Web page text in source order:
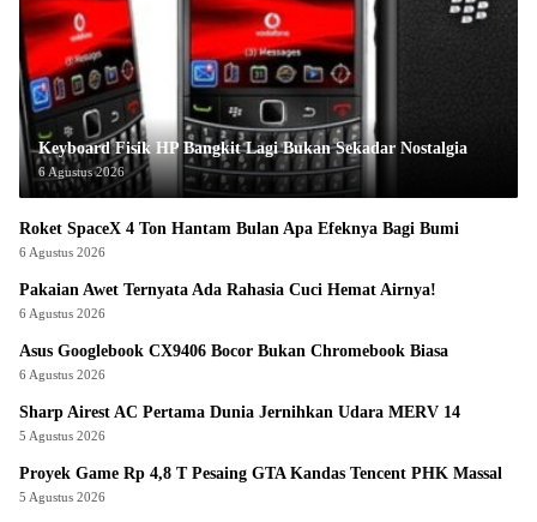
Keyboard Fisik HP Bangkit Lagi Bukan Sekadar Nostalgia
6 Agustus 2026
Roket SpaceX 4 Ton Hantam Bulan Apa Efeknya Bagi Bumi
6 Agustus 2026
Pakaian Awet Ternyata Ada Rahasia Cuci Hemat Airnya!
6 Agustus 2026
Asus Googlebook CX9406 Bocor Bukan Chromebook Biasa
6 Agustus 2026
Sharp Airest AC Pertama Dunia Jernihkan Udara MERV 14
5 Agustus 2026
Proyek Game Rp 4,8 T Pesaing GTA Kandas Tencent PHK Massal
5 Agustus 2026